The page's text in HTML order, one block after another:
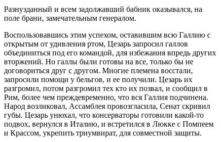
Разнузданный и всем задолжавший бабник оказывался, на
поле брани, замечательным генералом.
Воспользовавшись этим успехом, оставившим всю Галлию с
открытым от удивления ртом, Цезарь запросил галлов
объединиться под его командой, для избежания впредь других
вторжений. Но галлы были готовы на все, только бы не
договориться друг с другом. Многие племена восстали,
запросили помощи у бельгов, и ее получили. Цезарь их
разгромил, потом разгромил тех кто их позвал, и сообщил в
Рим, более чем преждевременно, что вся Галлия подчинена.
Народ возликовал, Ассамблея провозгласила, Сенат скривил
губы. Цезарь унюхал, что консерваторы готовили какой-то
подвох, вернулся в Италию, и встретился в Люкке с Помпеем
и Крассом, укрепить триумвират, для совместной защиты.